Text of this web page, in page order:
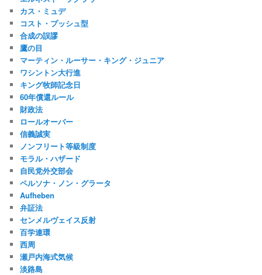
カス・ミュデ
コスト・プッシュ型
合成の誤謬
鷹の目
マーティン・ルーサー・キング・ジュニア
ワシントン大行進
キング牧師記念日
60年償還ルール
財政法
ロールオーバー
信義誠実
ノンフリート等級制度
モラル・ハザード
自民党外交部会
ペルソナ・ノン・グラータ
Aufheben
弁証法
センメルヴェイス反射
百学連環
西周
瀬戸内海式気候
淡路島